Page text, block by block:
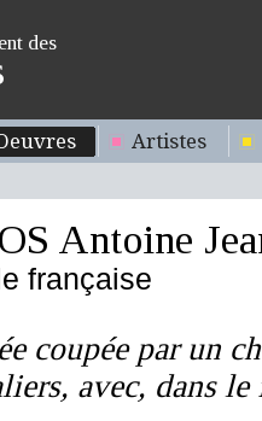
des
Artistes
Antoine
française
coupée par un
avec, dans